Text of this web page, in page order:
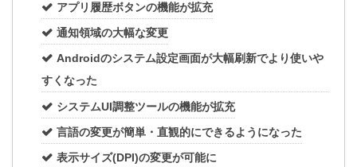
アプリ履歴ボタンの機能が拡充
通知領域の大幅な変更
Androidのシステム設定画面が大幅刷新でより使いや
すくなった
システムUI調整ツールの機能が拡充
言語の変更が簡単・直観的にできるようになった
表示サイズ(DPI)の変更が可能に